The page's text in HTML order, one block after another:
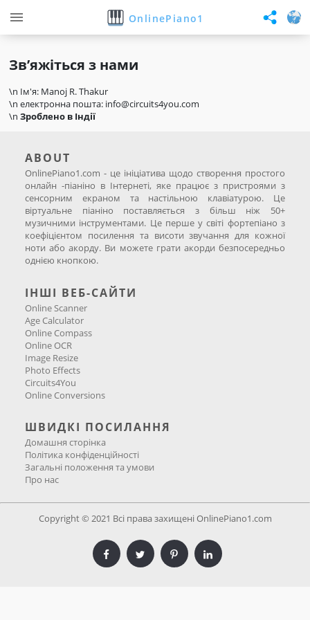
OnlinePiano1
Зв’яжіться з нами
\n Ім'я: Manoj R. Thakur
\n електронна пошта: info@circuits4you.com
\nЗроблено в Індії
ABOUT
OnlinePiano1.com - це ініціатива щодо створення простого
онлайн -піаніно в Інтернеті, яке працює з пристроями з
сенсорним екраном та настільною клавіатурою. Це
віртуальне піаніно поставляється з більш ніж 50+
музичними інструментами. Це перше у світі фортепіано з
коефіцієнтом посилення та висоти звучання для кожної
ноти або акорду. Ви можете грати акорди безпосередньо
однією кнопкою.
ІНШІ ВЕБ-САЙТИ
Online Scanner
Age Calculator
Online Compass
Online OCR
Image Resize
Photo Effects
Circuits4You
Online Conversions
ШВИДКІ ПОСИЛАННЯ
Домашня сторінка
Політика конфіденційності
Загальні положення та умови
Про нас
Copyright © 2021 Всі права захищені OnlinePiano1.com